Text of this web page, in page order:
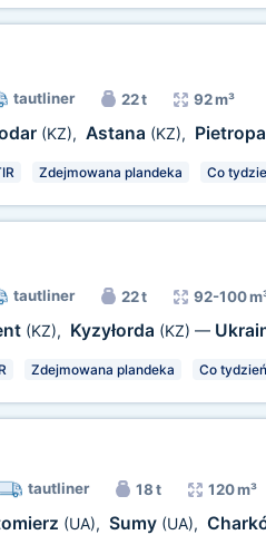
tautliner 22 t 92 m³
(KZ), Astana (KZ),
Zdejmowana plandeka Co
tautliner 22 t 92-100
(KZ), Kyzyłorda (KZ) —
Zdejmowana plandeka Co tydzień
tautliner 18 t 120 m³
(UA), Sumy (UA),